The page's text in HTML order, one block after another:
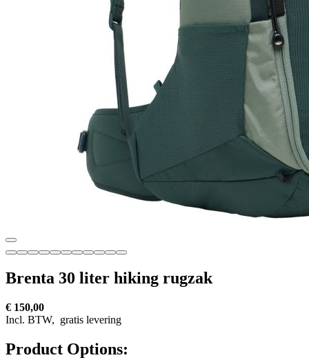
Brenta 30 liter hiking rugzak
€ 150,00
Incl. BTW, gratis levering
Product Options: